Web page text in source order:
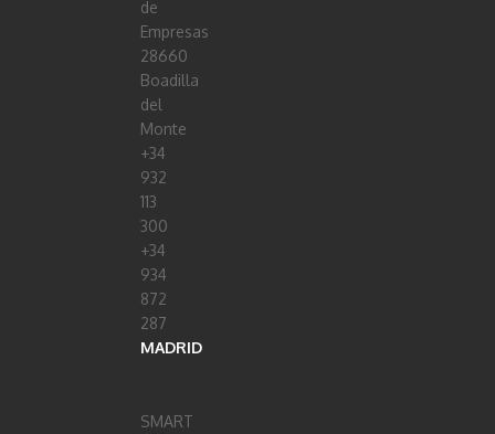
de
Empresas
28660
Boadilla
del
Monte
+34
932
113
300
+34
934
872
287
MADRID
SMART